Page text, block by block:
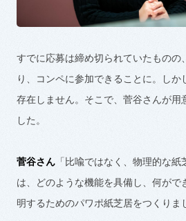
すでに応募は締め切られていたものの
り、コンペに参加できることに。し
存在しません。そこで、菅谷さんが用
した。
菅谷さん「比喩ではなく、物理的な紙
は、どのような機能を具備し、何がで
明するためのパワポ紙芝居をつくりま